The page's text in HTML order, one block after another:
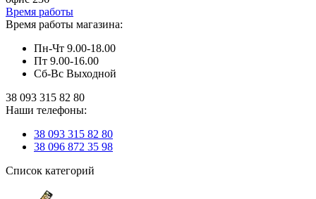
Время работы
Время работы магазина:
Пн-Чт 9.00-18.00
Пт 9.00-16.00
Сб-Вс Выходной
38 093 315 82 80
Наши телефоны:
38 093 315 82 80
38 096 872 35 98
Список категорий